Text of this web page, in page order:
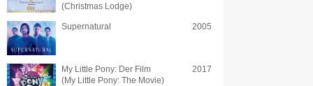
(Christmas Lodge)
Supernatural 2005
My Little Pony: Der Film
(My Little Pony: The Movie)
2017